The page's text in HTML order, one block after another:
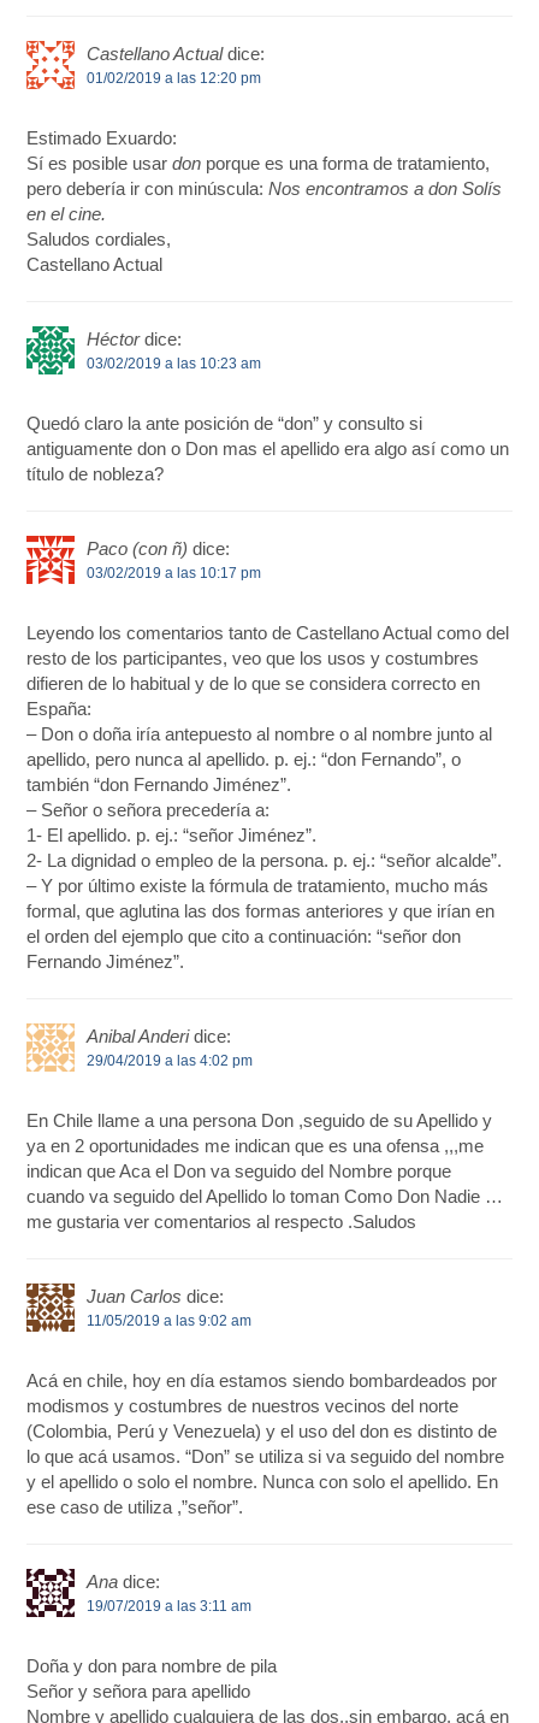
Castellano Actual dice:
01/02/2019 a las 12:20 pm
Estimado Exuardo:
Sí es posible usardon porque es una forma de tratamiento,
pero debería ir con minúscula:Nos encontramos a don Solís
en el cine.
Saludos cordiales,
Castellano Actual
Héctor dice:
03/02/2019 a las 10:23 am
Quedó claro la ante posición de “don” y consulto si
antiguamente don o Don mas el apellido era algo así como un
título de nobleza?
Paco (con ñ) dice:
03/02/2019 a las 10:17 pm
Leyendo los comentarios tanto de Castellano Actual como del
resto de los participantes, veo que los usos y costumbres
difieren de lo habitual y de lo que se considera correcto en
España:
– Don o doña iría antepuesto al nombre o al nombre junto al
apellido, pero nunca al apellido. p. ej.: “don Fernando”, o
también “don Fernando Jiménez”.
– Señor o señora precedería a:
1- El apellido. p. ej.: “señor Jiménez”.
2- La dignidad o empleo de la persona. p. ej.: “señor alcalde”.
– Y por último existe la fórmula de tratamiento, mucho más
formal, que aglutina las dos formas anteriores y que irían en
el orden del ejemplo que cito a continuación: “señor don
Fernando Jiménez”.
Anibal Anderi dice:
29/04/2019 a las 4:02 pm
En Chile llame a una persona Don ,seguido de su Apellido y
ya en 2 oportunidades me indican que es una ofensa ,,,me
indican que Aca el Don va seguido del Nombre porque
cuando va seguido del Apellido lo toman Como Don Nadie …
me gustaria ver comentarios al respecto .Saludos
Juan Carlos dice:
11/05/2019 a las 9:02 am
Acá en chile, hoy en día estamos siendo bombardeados por
modismos y costumbres de nuestros vecinos del norte
(Colombia, Perú y Venezuela) y el uso del don es distinto de
lo que acá usamos. “Don” se utiliza si va seguido del nombre
y el apellido o solo el nombre. Nunca con solo el apellido. En
ese caso de utiliza ,”señor”.
Ana dice:
19/07/2019 a las 3:11 am
Doña y don para nombre de pila
Señor y señora para apellido
Nombre y apellido cualquiera de las dos,,sin embargo, acá en